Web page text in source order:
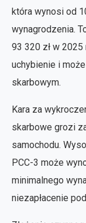
która wynosi od
wynagrodzenia.
93 320 zł w
uchybienie i
skarbowym.
Kara za
skarbowe grozi
samochodu.
PCC-3 może
minimalnego
niezapłacenie